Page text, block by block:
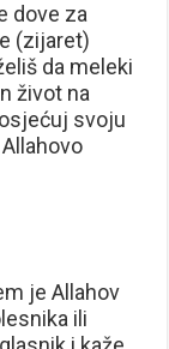
dove za
(zijaret)
da meleki
život na
svoju
je Allahov
ili